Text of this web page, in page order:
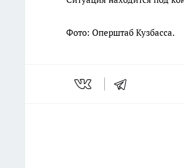
Фото: Оперштаб Кузбасса.